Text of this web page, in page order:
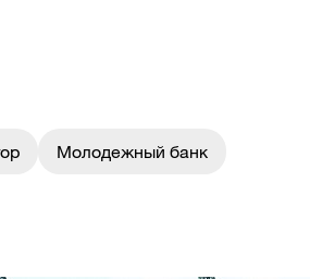
Молодежный банк